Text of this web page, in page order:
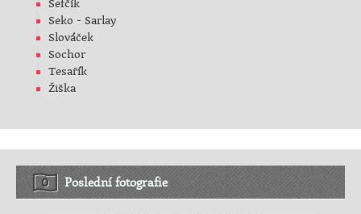
Šefčík
Seko - Sarlay
Slováček
Sochor
Tesařík
Žiška
Poslední fotografie